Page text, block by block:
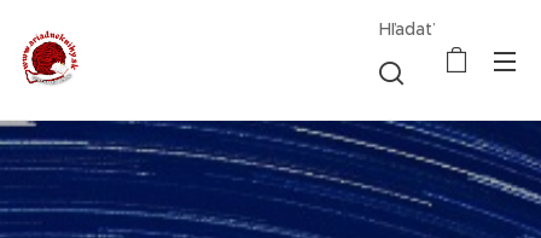
Hľadať